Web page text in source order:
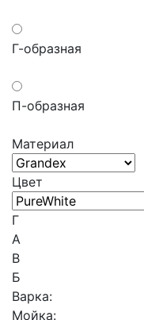
Г-образная
П-образная
Материал
Цвет
Г
A
В
Б
Варка:
Мойка: